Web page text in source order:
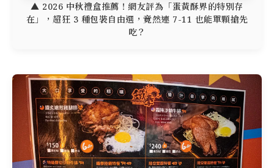
▲ 2026 中秋禮盒推薦！網友評為「蛋黃酥界的特別存
在」，超狂 3 種包裝自由選，竟然連 7-11 也能單顆搶先
吃？